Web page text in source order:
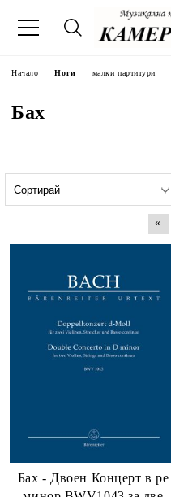
Начало Ноти малки партитури
Бах
«
Бах - Двоен Концерт в ре